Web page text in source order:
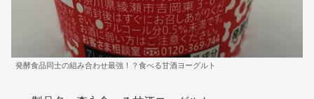
発酵食品同士の組み合わせ最強！？食べる甘酒ヨーグルト